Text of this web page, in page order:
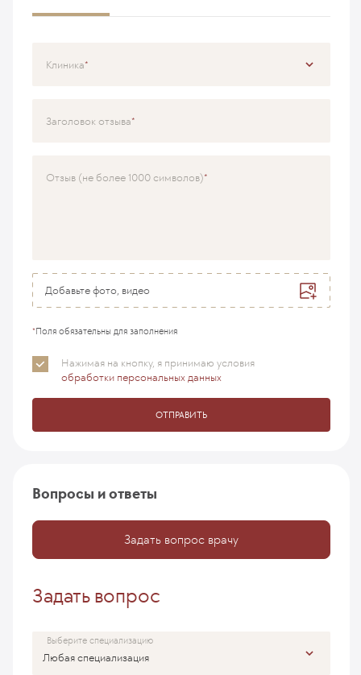
Клиника
Специализация
Заголовок отзыва
Отзыв (не более 1000 символов)
Добавьте фото, видео
*Поля обязательны для заполнения
Нажимая на кнопку, я принимаю условия
обработки персональных данных
ОТПРАВИТЬ
Вопросы и ответы
Задать вопрос врачу
Задать вопрос
Выберите специализацию